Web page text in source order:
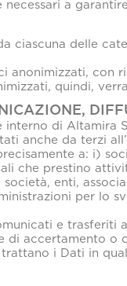
necessari a
ciascuna delle
anonimizzati,
quindi,
interno di
anche da terzi
a: i)
che prestino
enti,
per lo
e
accertamento o
i Dati in